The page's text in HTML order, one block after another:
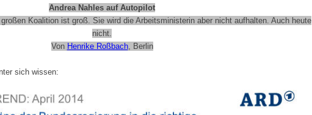
Andrea Nahles auf Autopilot
Koalition ist groß. Sie wird die Arbeitsministerin aber nicht aufhalten. Auch heute
nicht.
Von Henrike Roßbach, Berlin
sich wissen: